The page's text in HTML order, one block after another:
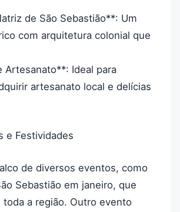
de São Sebastião**: Um
com arquitetura colonial que
Artesanato**: Ideal para
artesanato local e delícias
e Festividades
de diversos eventos, como
Sebastião em janeiro, que
toda a região. Outro evento